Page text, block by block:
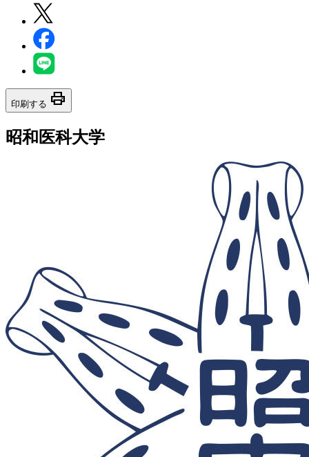
印刷する print
昭和医科大学